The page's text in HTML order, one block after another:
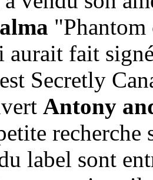
fait
Secretly
Antony
label sont